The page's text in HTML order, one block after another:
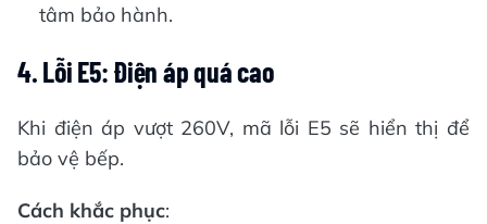
tâm bảo hành.
4. Lỗi E5: Điện áp quá cao
Khi điện áp vượt 260V, mã lỗi E5 sẽ hiển thị để
bảo vệ bếp.
Cách khắc phục: